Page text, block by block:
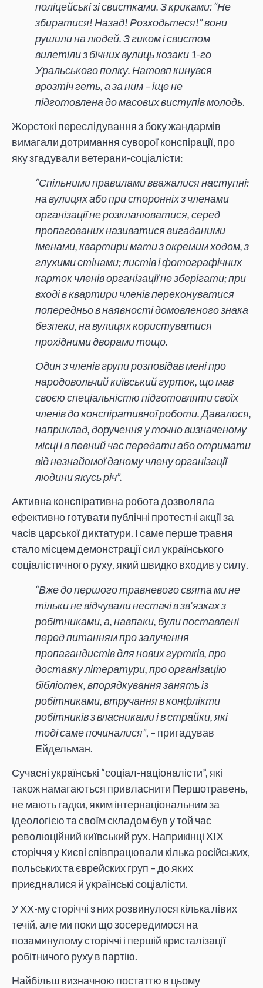
поліцейські зі свистками. З криками: “Не
збиратися! Назад! Розходьтеся!” вони
рушили на людей. З гиком і свистом
вилетіли з бічних вулиць козаки 1-го
Уральського полку. Натовп кинувся
врозтіч геть, а за ним – іще не
підготовлена ​​до масових виступів молодь.
Жорстокі переслідування з боку жандармів
вимагали дотримання суворої конспірації, про
яку згадували ветерани-соціалісти:
“Спільними правилами вважалися наступні:
на вулицях або при сторонніх з членами
організації не розкланюватися, серед
пропагованих називатися вигаданими
іменами, квартири мати з окремим ходом, з
глухими стінами; листів і фотографічних
карток членів організації не зберігати; при
вході в квартири членів переконуватися
попередньо в наявності домовленого знака
безпеки, на вулицях користуватися
прохідними дворами тощо.
Один з членів групи розповідав мені про
народовольчий київський гурток, що мав
своєю спеціальністю підготовляти своїх
членів до конспіративної роботи. Давалося,
наприклад, доручення у точно визначеному
місці і в певний час передати або отримати
від незнайомої даному члену організації
людини якусь річ”.
Активна конспіративна робота дозволяла
ефективно готувати публічні протестні акції за
часів царської диктатури. І саме перше травня
стало місцем демонстрації сил українського
соціалістичного руху, який швидко входив у силу.
“Вже до першого травневого свята ми не
тільки не відчували нестачі в зв’язках з
робітниками, а, навпаки, були поставлені
перед питанням про залучення
пропагандистів для нових гуртків, про
доставку літератури, про організацію
бібліотек, впорядкування занять із
робітниками, втручання в конфлікти
робітників з власниками і в страйки, які
тоді саме починалися”, – пригадував
Ейдельман.
Сучасні українські “соціал-націоналісти”, які
також намагаються привласнити Першотравень,
не мають гадки, яким інтернаціональним за
ідеологією та своїм складом був у той час
революційний київський рух. Наприкінці XIX
сторіччя у Києві співпрацювали кілька російських,
польських та єврейских груп – до яких
приєдналися й українські соціалісти.
У ХХ-му сторіччі з них розвинулося кілька лівих
течій, але ми поки що зосередимося на
позаминулому сторіччі і першій кристалізації
робітничого руху в партію.
Найбільш визначною постаттю в цьому